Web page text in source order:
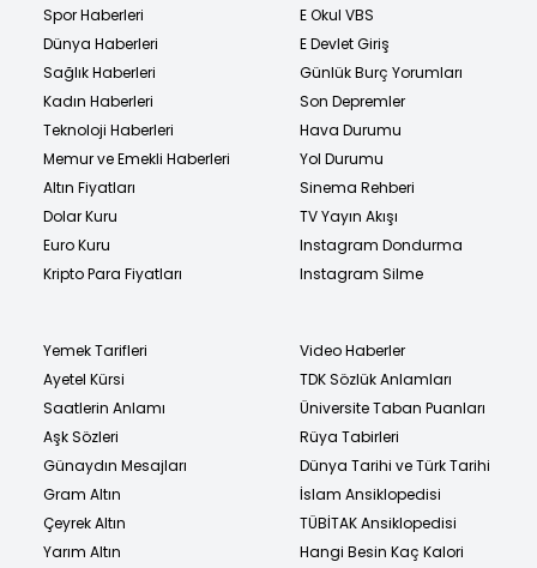
Spor Haberleri
Dünya Haberleri
Sağlık Haberleri
Kadın Haberleri
Teknoloji Haberleri
Memur ve Emekli Haberleri
Altın Fiyatları
Dolar Kuru
Euro Kuru
Kripto Para Fiyatları
E Okul VBS
E Devlet Giriş
Günlük Burç Yorumları
Son Depremler
Hava Durumu
Yol Durumu
Sinema Rehberi
TV Yayın Akışı
Instagram Dondurma
Instagram Silme
Yemek Tarifleri
Ayetel Kürsi
Saatlerin Anlamı
Aşk Sözleri
Günaydın Mesajları
Gram Altın
Çeyrek Altın
Yarım Altın
Video Haberler
TDK Sözlük Anlamları
Üniversite Taban Puanları
Rüya Tabirleri
Dünya Tarihi ve Türk Tarihi
İslam Ansiklopedisi
TÜBİTAK Ansiklopedisi
Hangi Besin Kaç Kalori